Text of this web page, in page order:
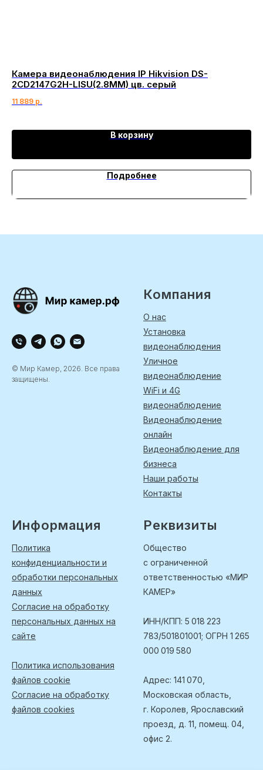
Камера видеонаблюдения IP Hikvision DS-
2CD2147G2H-LISU(2.8MM) цв. серый
11 889 р.
В корзину
Подробнее
© Мир Камер, 2026. Все права
защищены.
Компания
О нас
Установка
видеонаблюдения
Уличное
видеонаблюдение
WiFi и 4G
видеонаблюдение
Видеонаблюдение
онлайн
Видеонаблюдение для
бизнеса
Наши работы
Контакты
Информация
Политика
конфиденциальности и
обработки персональных
данных
Согласие на обработку
персональных данных на
сайте
Политика использования
файлов cookie
Согласие на обработку
файлов cookies
Реквизиты
Общество
с ограниченной
ответственностью «МИР
КАМЕР»
ИНН/КПП: 5 018 223
783/501801001; ОГРН 1 265
000 019 580
Адрес: 141 070,
Московская область,
г. Королев, Ярославский
проезд, д. 11, помещ. 04,
офис 2.